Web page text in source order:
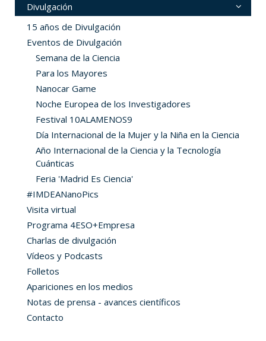
Divulgación
15 años de Divulgación
Eventos de Divulgación
Semana de la Ciencia
Para los Mayores
Nanocar Game
Noche Europea de los Investigadores
Festival 10ALAMENOS9
Día Internacional de la Mujer y la Niña en la Ciencia
Año Internacional de la Ciencia y la Tecnología
Cuánticas
Feria 'Madrid Es Ciencia'
#IMDEANanoPics
Visita virtual
Programa 4ESO+Empresa
Charlas de divulgación
Vídeos y Podcasts
Folletos
Apariciones en los medios
Notas de prensa - avances científicos
Contacto